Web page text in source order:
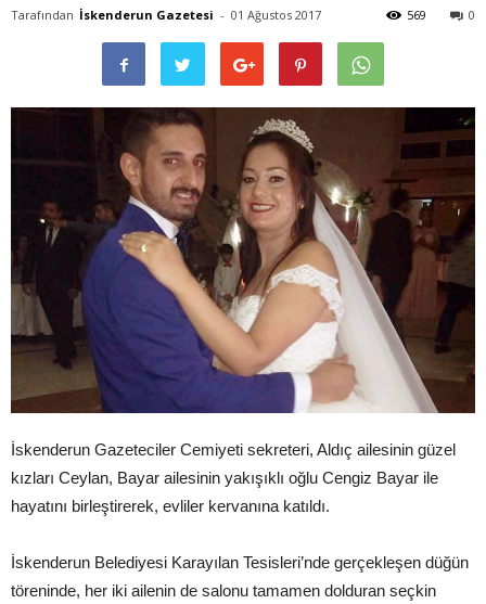
Tarafından İskenderun Gazetesi - 01 Ağustos 2017 0
569
İskenderun Gazeteciler Cemiyeti sekreteri, Aldıç ailesinin güzel
kızları Ceylan, Bayar ailesinin yakışıklı oğlu Cengiz Bayar ile
hayatını birleştirerek, evliler kervanına katıldı.
İskenderun Belediyesi Karayılan Tesisleri’nde gerçekleşen düğün
töreninde, her iki ailenin de salonu tamamen dolduran seçkin